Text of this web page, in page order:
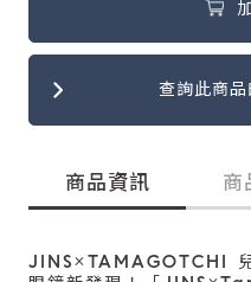
查詢此商品
商品資訊 商
JINS×TAMAGOTCHI